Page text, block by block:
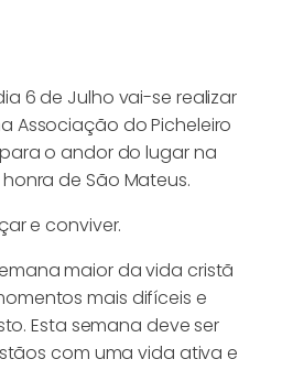
6 de Julho vai-se realizar
Associação do Picheleiro
o andor do lugar na
de São Mateus.
e conviver.
maior da vida cristã
mais difíceis e
Esta semana deve ser
com uma vida ativa e